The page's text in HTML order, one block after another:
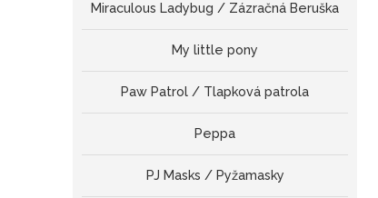
Miraculous Ladybug / Zázračná Beruška
My little pony
Paw Patrol / Tlapková patrola
Peppa
PJ Masks / Pyžamasky